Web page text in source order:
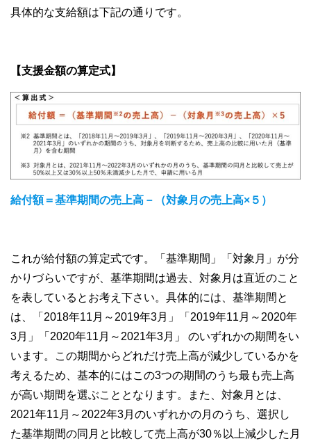
具体的な支給額は下記の通りです。
【支援金額の算定式】
給付額＝基準期間の売上高－（対象月の売上高×５）
これが給付額の算定式です。「基準期間」「対象月」が分
かりづらいですが、基準期間は過去、対象月は直近のこと
を表しているとお考え下さい。具体的には、基準期間と
は、「2018年11月～2019年3月」「2019年11月～2020年
3月」「2020年11月～2021年3月」 のいずれかの期間をい
います。この期間からどれだけ売上高が減少しているかを
考えるため、基本的にはこの3つの期間のうち最も売上高
が高い期間を選ぶこととなります。また、対象月とは、
2021年11月～2022年3月のいずれかの月のうち、選択し
た基準期間の同月と比較して売上高が30％以上減少した月